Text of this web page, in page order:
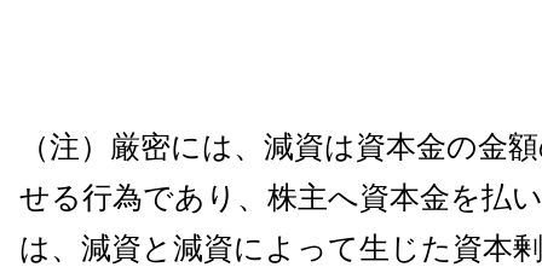
（注）厳密には、減資は資本金の金
せる行為であり、株主へ資本金を払
は、減資と減資によって生じた資本